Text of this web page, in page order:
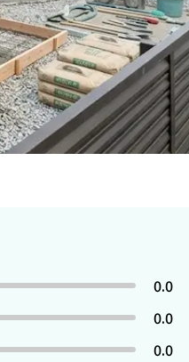
0.0
0.0
0.0